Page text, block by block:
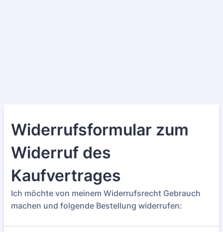
Widerrufsformular zum
Widerruf des
Kaufvertrages
Ich möchte von meinem Widerrufsrecht Gebrauch
machen und folgende Bestellung widerrufen: